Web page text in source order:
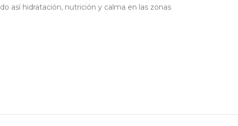
así hidratación, nutrición y calma en las zonas